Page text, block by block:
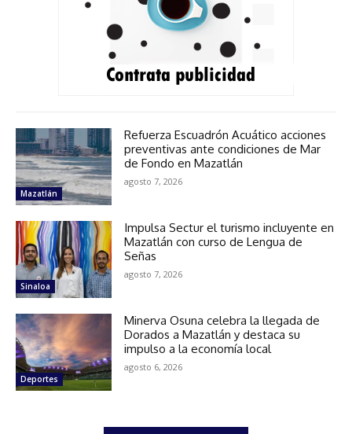
Mazatlán
Refuerza Escuadrón Acuático acciones
preventivas ante condiciones de Mar
de Fondo en Mazatlán
agosto 7, 2026
Sinaloa
Impulsa Sectur el turismo incluyente en
Mazatlán con curso de Lengua de
Señas
agosto 7, 2026
Deportes
Minerva Osuna celebra la llegada de
Dorados a Mazatlán y destaca su
impulso a la economía local
agosto 6, 2026